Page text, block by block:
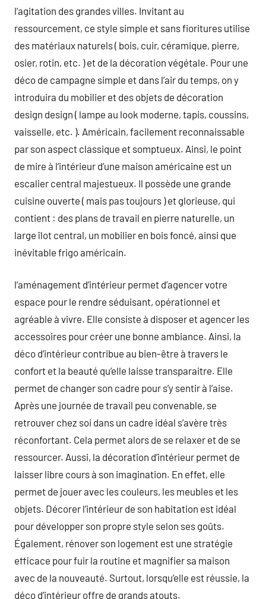
l’agitation des grandes villes. Invitant au
ressourcement, ce style simple et sans fioritures utilise
des matériaux naturels ( bois, cuir, céramique, pierre,
osier, rotin, etc. ) et de la décoration végétale. Pour une
déco de campagne simple et dans l’air du temps, on y
introduira du mobilier et des objets de décoration
design design ( lampe au look moderne, tapis, coussins,
vaisselle, etc. ). Américain, facilement reconnaissable
par son aspect classique et somptueux. Ainsi, le point
de mire à l’intérieur d’une maison américaine est un
escalier central majestueux. Il possède une grande
cuisine ouverte ( mais pas toujours ) et glorieuse, qui
contient : des plans de travail en pierre naturelle, un
large îlot central, un mobilier en bois foncé, ainsi que
inévitable frigo américain.
l’aménagement d’intérieur permet d’agencer votre
espace pour le rendre séduisant, opérationnel et
agréable à vivre. Elle consiste à disposer et agencer les
accessoires pour créer une bonne ambiance. Ainsi, la
déco d’intérieur contribue au bien-être à travers le
confort et la beauté qu’elle laisse transparaitre. Elle
permet de changer son cadre pour s’y sentir à l’aise.
Après une journée de travail peu convenable, se
retrouver chez soi dans un cadre idéal s’avère très
réconfortant. Cela permet alors de se relaxer et de se
ressourcer. Aussi, la décoration d’intérieur permet de
laisser libre cours à son imagination. En effet, elle
permet de jouer avec les couleurs, les meubles et les
objets. Décorer l’intérieur de son habitation est idéal
pour développer son propre style selon ses goûts.
Également, rénover son logement est une stratégie
efficace pour fuir la routine et magnifier sa maison
avec de la nouveauté. Surtout, lorsqu’elle est réussie, la
déco d’intérieur offre de grands atouts.